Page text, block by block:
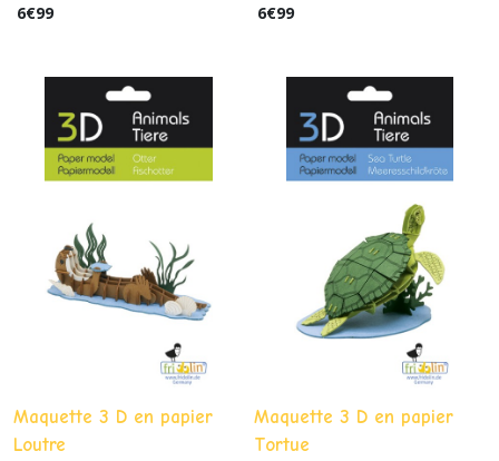
6€99
6€99
Maquette 3 D en papier
Loutre
Maquette 3 D en papier
Tortue